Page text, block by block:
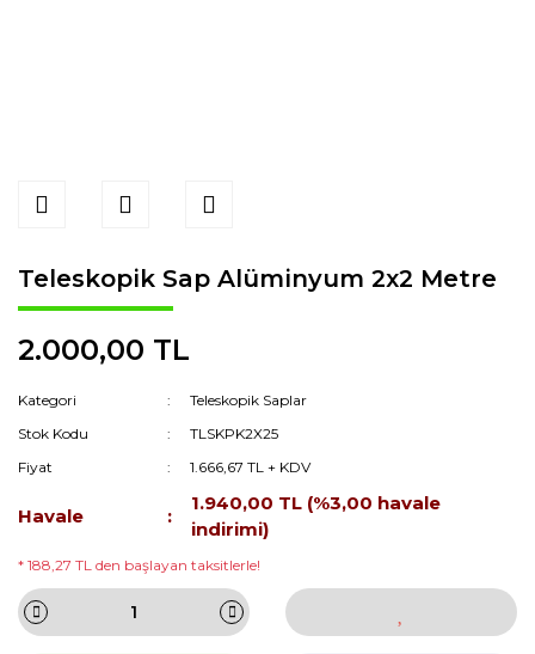
Teleskopik Sap Alüminyum 2x2 Metre
2.000,00 TL
Kategori
Teleskopik Saplar
Stok Kodu
TLSKPK2X25
Fiyat
1.666,67 TL + KDV
Havale
1.940,00 TL (%3,00 havale
indirimi)
* 188,27 TL den başlayan taksitlerle!